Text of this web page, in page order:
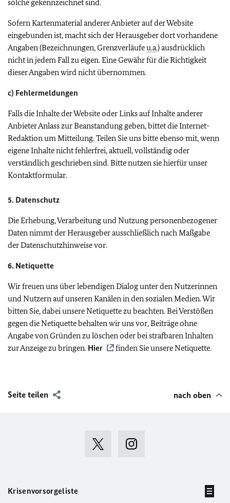
solche gekennzeichnet sind.
Sofern Kartenmaterial anderer Anbieter auf der Website
eingebunden ist, macht sich der Herausgeber dort vorhandene
Angaben (Bezeichnungen, Grenzverläufeu.a.) ausdrücklich
nicht in jedem Fall zu eigen. Eine Gewähr für die Richtigkeit
dieser Angaben wird nicht übernommen.
c) Fehlermeldungen
Falls die Inhalte der Website oder Links auf Inhalte anderer
Anbieter Anlass zur Beanstandung geben, bittet die Internet-
Redaktion um Mitteilung. Teilen Sie uns bitte ebenso mit, wenn
eigene Inhalte nicht fehlerfrei, aktuell, vollständig oder
verständlich geschrieben sind. Bitte nutzen sie hierfür unser
Kontaktformular.
5. Datenschutz
Die Erhebung, Verarbeitung und Nutzung personenbezogener
Daten nimmt der Herausgeber ausschließlich nach Maßgabe
der Datenschutzhinweise vor.
6. Netiquette
Wir freuen uns über lebendigen Dialog unter den Nutzerinnen
und Nutzern auf unseren Kanälen in den sozialen Medien. Wir
bitten Sie, dabei unsere Netiquette zu beachten. Bei Verstößen
gegen die Netiquette behalten wir uns vor, Beiträge ohne
Angabe von Gründen zu löschen oder bei strafbaren Inhalten
zur Anzeige zu bringen. Hier finden Sie unsere Netiquette.
Seite teilen nach oben
Krisenvorsorgeliste